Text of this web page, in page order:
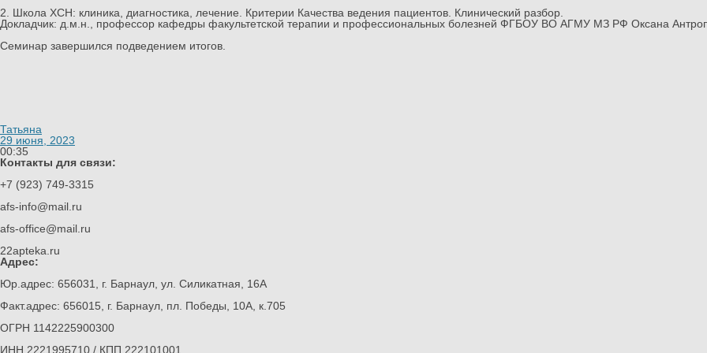
2. Школа ХСН: клиника, диагностика, лечение. Критерии Качества ведения пациентов. Клинический разбор.
Докладчик: д.м.н., профессор кафедры факультетской терапии и профессиональных болезней ФГБОУ ВО АГМУ МЗ РФ Оксана
Семинар завершился подведением итогов.
Татьяна
29 июня, 2023
00:35
Контакты для связи:
+7 (923) 749-3315
afs-info@mail.ru
afs-office@mail.ru
22apteka.ru
Адрес:
Юр.адрес: 656031, г. Барнаул, ул. Силикатная, 16А
Факт.адрес: 656015, г. Барнаул, пл. Победы, 10А, к.705
ОГРН 1142225900300
ИНН 2221995710 / КПП 222101001